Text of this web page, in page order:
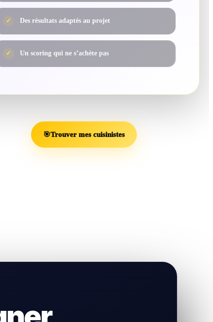
✓ Des résultats adaptés au projet
✓ Un scoring qui ne s’achète pas
🎯Trouver mes cuisinistes